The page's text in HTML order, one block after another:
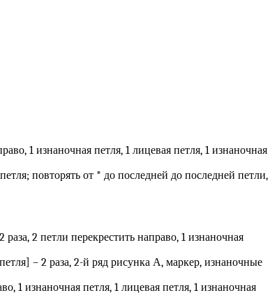
1 изнаночная петля, 1 лицевая петля, 1 изнаночная
повторять от * до последней до последней петли,
2 петли перекрестить направо, 1 изнаночная
– 2 раза, 2-й ряд рисунка А, маркер, изнаночные
1 изнаночная петля, 1 лицевая петля, 1 изнаночная